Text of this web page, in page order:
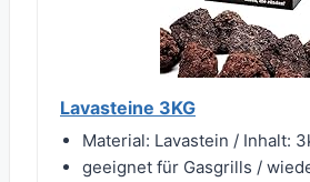
Lavasteine 3KG
Material: Lavastein / Inhalt:
geeignet für Gasgrills /